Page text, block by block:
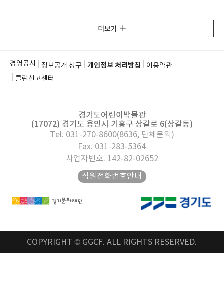
더보기
경영공시 정보공개 청구 개인정보 처리방침
이용약관
클린신고센터
경기도어린이박물관
(17072) 경기도 용인시 기흥구 상갈로 6(상갈동)
Tel. 031-270-8600(8636, 단체문의)
Fax. 031-283-5364
사업자번호. 142-82-02652
직원전화번호안내
COPYRIGHT © GGCF. ALL RIGHTS RESERVED.